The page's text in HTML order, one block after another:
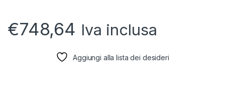
€748,64 Iva inclusa
Aggiungi alla lista dei desideri